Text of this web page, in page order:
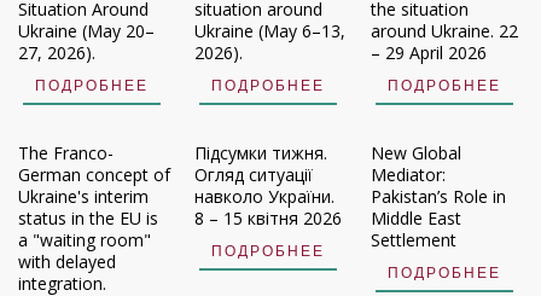
Situation Around
Ukraine (May 20–
27, 2026).
ПОДРОБНЕЕ
situation around
Ukraine (May 6–13,
2026).
ПОДРОБНЕЕ
the situation
around Ukraine. 22
– 29 April 2026
ПОДРОБНЕЕ
The Franco-
German concept of
Ukraine's interim
status in the EU is
a "waiting room"
with delayed
integration.
Підсумки тижня.
Огляд ситуації
навколо України.
8 – 15 квітня 2026
ПОДРОБНЕЕ
New Global
Mediator:
Pakistan’s Role in
Middle East
Settlement
ПОДРОБНЕЕ